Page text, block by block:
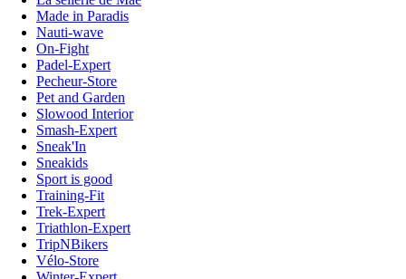
Made in Paradis
Nauti-wave
On-Fight
Padel-Expert
Pecheur-Store
Pet and Garden
Slowood Interior
Smash-Expert
Sneak'In
Sneakids
Sport is good
Training-Fit
Trek-Expert
Triathlon-Expert
TripNBikers
Vélo-Store